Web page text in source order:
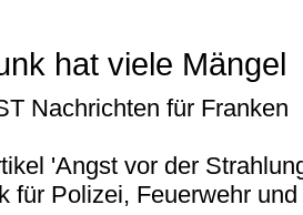
hat viele Mängel
Nachrichten für Franken
'Angst vor der
für Polizei, Feuerwehr